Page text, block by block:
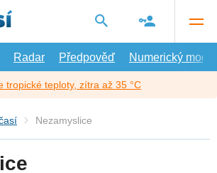
Radar Předpověď Numerický model
tropické teploty, zítra až 35 °C
Nezamyslice